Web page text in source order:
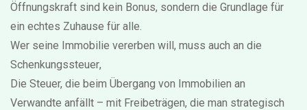
Öffnungskraft sind kein Bonus, sondern die Grundlage für
ein echtes Zuhause für alle.
Wer seine Immobilie vererben will, muss auch an die
Schenkungssteuer,
Die Steuer, die beim Übergang von Immobilien an
Verwandte anfällt – mit Freibeträgen, die man strategisch